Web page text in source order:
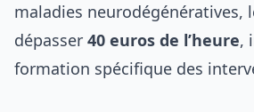
maladies neurodégénératives,
dépasser 40 euros de l’heure,
formation spécifique des